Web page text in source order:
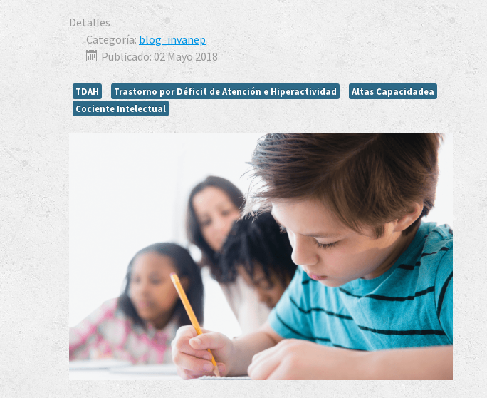
Detalles
Categoría: blog_invanep
Publicado: 02 Mayo 2018
TDAH Trastorno por Déficit de Atención e Hiperactividad
Altas Capacidadea
Cociente Intelectual